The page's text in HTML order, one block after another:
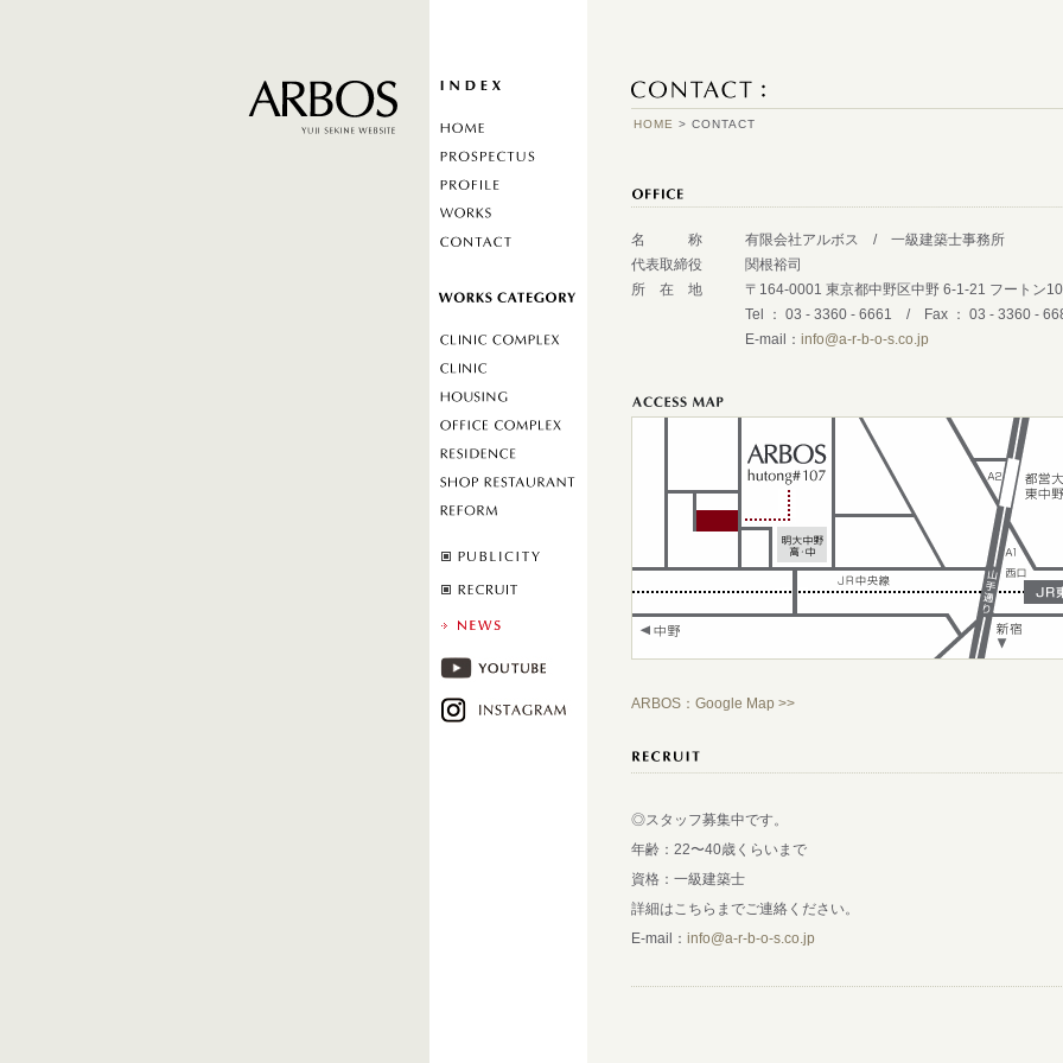
HOME > CONTACT
名 称
代表取締役
所 在 地
有限会社アルボス / 一級建築士事務所
関根裕司
〒164-0001 東京都中野区中野 6-1-21 フートン
Tel ： 03 - 3360 - 6661 / Fax ： 03 - 3360 -
E-mail： info@a-r-b-o-s.co.jp
ARBOS：Google Map >>
◎スタッフ募集中です。
年齢：22〜40歳くらいまで
資格：一級建築士
詳細はこちらまでご連絡ください。
E-mail： info@a-r-b-o-s.co.jp